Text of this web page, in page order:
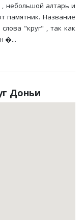
, небольшой алтарь и
памятник. Название
"круг" , так как
�...
Доньи